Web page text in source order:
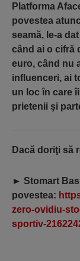
Platforma
povestea
seamă, le-a
când ai o cifră
euro, când nu
influenceri, ai
un loc în care
prietenii şi
Dacă doriţi să
► Stomart
povestea:
zero-ovidiu-
sportiv-